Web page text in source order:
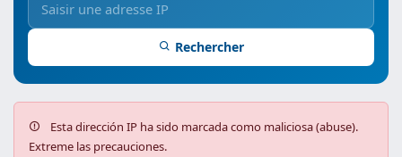
Rechercher
Esta dirección IP ha sido marcada como maliciosa (abuse).
Extreme las precauciones.